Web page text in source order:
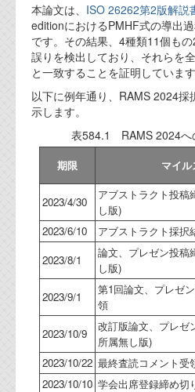
本論文は、 ISO 26262第2版解説
editionにおけるPMHF式の導出
です。その結果、4種類11個も
誤りを検出しており、それらを
と一致することを証明しています
以下に例年通り、RAMS 2024採
示します。
表584.1 RAMS 2024へ
期限 マイ
2023/4/30
アブストラクト投稿
し版)
2023/6/10
アブストラクト採択
2023/8/1
論文、プレゼン投稿
し版)
2023/9/1
第1回論文、プレゼ
領
2023/10/9
改訂版論文、プレゼ
所属無し版)
2023/10/22 最終査読コメント受
2023/10/10 学会出席登録締め切